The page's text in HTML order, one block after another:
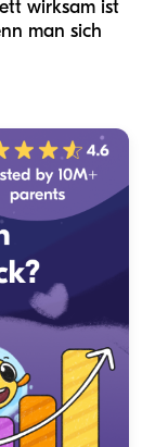
wirksam ist
man sich